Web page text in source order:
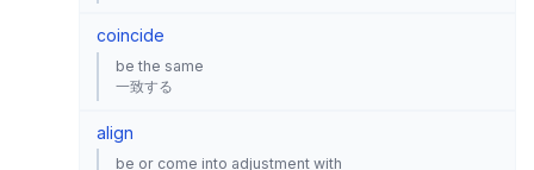
coincide
be the same
一致する
align
be or come into adjustment with